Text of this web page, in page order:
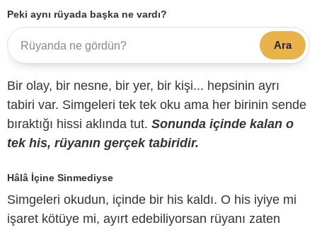
Peki aynı rüyada başka ne vardı?
Ara
Bir olay, bir nesne, bir yer, bir kişi... hepsinin ayrı
tabiri var. Simgeleri tek tek oku ama her birinin sende
bıraktığı hissi aklında tut. Sonunda içinde kalan o
tek his, rüyanın gerçek tabiridir.
Hâlâ İçine Sinmediyse
Simgeleri okudun, içinde bir his kaldı. O his iyiye mi
işaret kötüye mi, ayırt edebiliyorsan rüyanı zaten